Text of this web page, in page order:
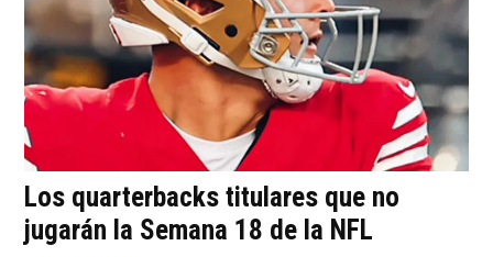
Los quarterbacks titulares que no
jugarán la Semana 18 de la NFL